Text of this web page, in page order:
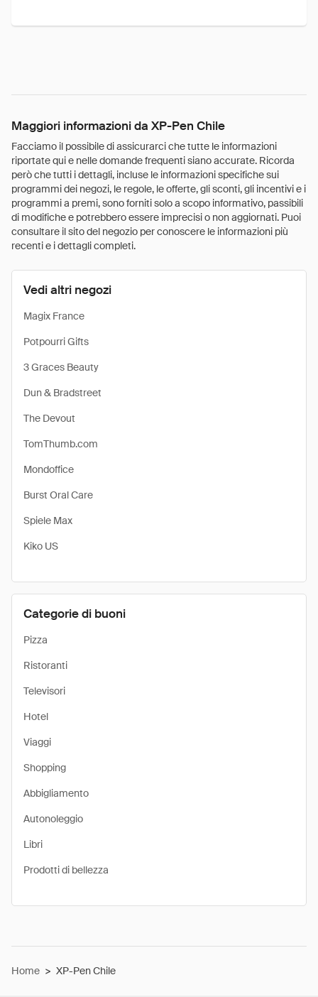
Maggiori informazioni da XP-Pen Chile
Facciamo il possibile di assicurarci che tutte le informazioni
riportate qui e nelle domande frequenti siano accurate. Ricorda
però che tutti i dettagli, incluse le informazioni specifiche sui
programmi dei negozi, le regole, le offerte, gli sconti, gli incentivi e i
programmi a premi, sono forniti solo a scopo informativo, passibili
di modifiche e potrebbero essere imprecisi o non aggiornati. Puoi
consultare il sito del negozio per conoscere le informazioni più
recenti e i dettagli completi.
Vedi altri negozi
Magix France
Potpourri Gifts
3 Graces Beauty
Dun & Bradstreet
The Devout
TomThumb.com
Mondoffice
Burst Oral Care
Spiele Max
Kiko US
Categorie di buoni
Pizza
Ristoranti
Televisori
Hotel
Viaggi
Shopping
Abbigliamento
Autonoleggio
Libri
Prodotti di bellezza
Home > XP-Pen Chile